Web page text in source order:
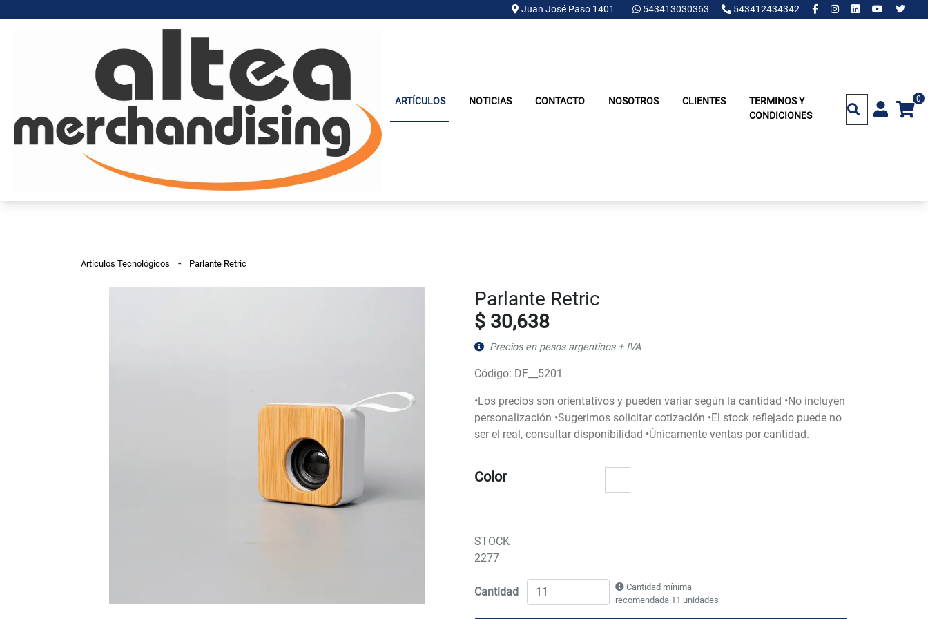
Juan José Paso 1401 543413030363 543412434342
ARTÍCULOS NOTICIAS CONTACTO NOSOTROS CLIENTES
TERMINOS Y
CONDICIONES
0
Artículos Tecnológicos - Parlante Retric
Parlante Retric
$ 30,638
Precios en pesos argentinos + IVA
Código: DF__5201
•Los precios son orientativos y pueden variar según la cantidad •No incluyen
personalización •Sugerimos solicitar cotización •El stock reflejado puede no
ser el real, consultar disponibilidad •Únicamente ventas por cantidad.
Color
STOCK
2277
Cantidad
Cantidad mínima
recomendada 11 unidades